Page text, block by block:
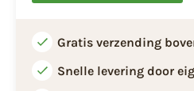
Gratis verzending
Snelle levering door